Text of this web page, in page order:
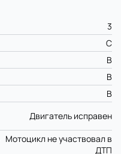
3
C
B
B
B
Двигатель исправен
Мотоцикл не участвовал в
ДТП